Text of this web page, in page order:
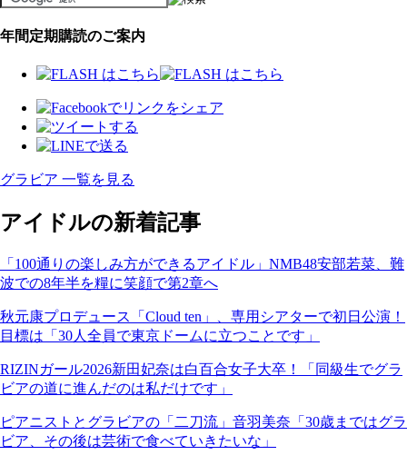
年間定期購読のご案内
グラビア 一覧を見る
アイドルの新着記事
「100通りの楽しみ方ができるアイドル」NMB48安部若菜、難
波での8年半を糧に笑顔で第2章へ
秋元康プロデュース「Cloud ten」、専用シアターで初日公演！
目標は「30人全員で東京ドームに立つことです」
RIZINガール2026新田妃奈は白百合女子大卒！「同級生でグラ
ビアの道に進んだのは私だけです」
ピアニストとグラビアの「二刀流」音羽美奈「30歳まではグラ
ビア、その後は芸術で食べていきたいな」